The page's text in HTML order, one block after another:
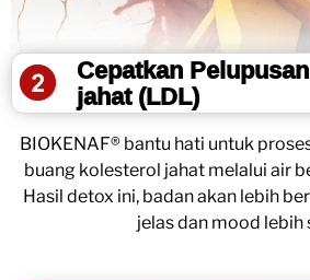
Cepatkan
jahat (LDL)
BIOKENAF® bantu hati untuk
buang kolesterol jahat melalui air
Hasil detox ini, badan akan lebih
jelas dan mood lebih